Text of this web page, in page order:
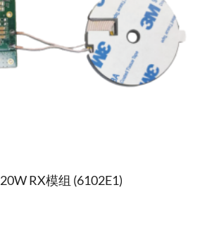
20W RX模组 (6102E1)